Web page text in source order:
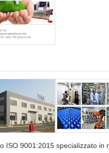
9001:2015 specializzato